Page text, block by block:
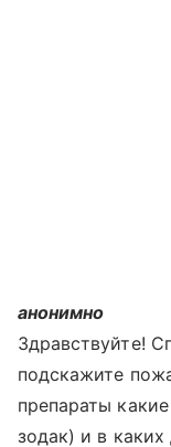
анонимно
Здравствуйте!
подскажите
препараты
зодак) и в